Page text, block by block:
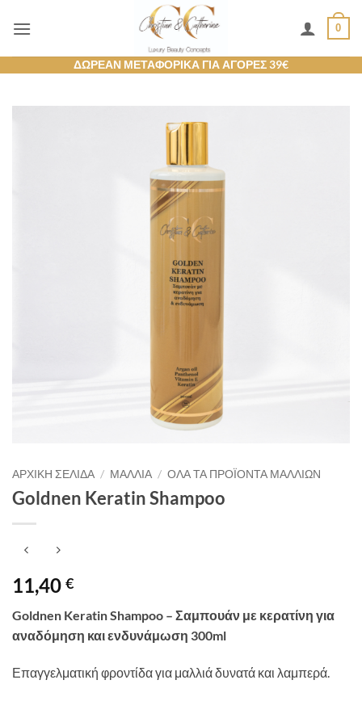
στο
0
ΔΩΡΕΑΝ ΜΕΤΑΦΟΡΙΚΑ ΓΙΑ ΑΓΟΡΕΣ 39€
ΑΡΧΙΚΉ ΣΕΛΊΔΑ / ΜΑΛΛΙΆ / ΌΛΑ ΤΑ ΠΡΟΪΌΝΤΑ ΜΑΛΛΙΏΝ
Goldnen Keratin Shampoo
11,40 €
Goldnen Keratin Shampoo – Σαμπουάν με κερατίνη για
αναδόμηση και ενδυνάμωση 300ml
Επαγγελματική φροντίδα για μαλλιά δυνατά και λαμπερά.